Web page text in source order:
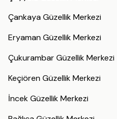
Çankaya Güzellik Merkezi
Eryaman Güzellik Merkezi
Çukurambar Güzellik Merkezi
Keçiören Güzellik Merkezi
İncek Güzellik Merkezi